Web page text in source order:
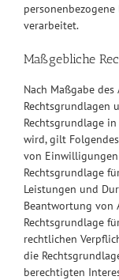
verarbeitet.
Maßgebliche
Nach Maßgabe
Rechtsgrundlagen
Rechtsgrundlage
wird, gilt
von Einwilligungen
Rechtsgrundlage
Leistungen und
Beantwortung von
Rechtsgrundlage
rechtlichen
die
berechtigten